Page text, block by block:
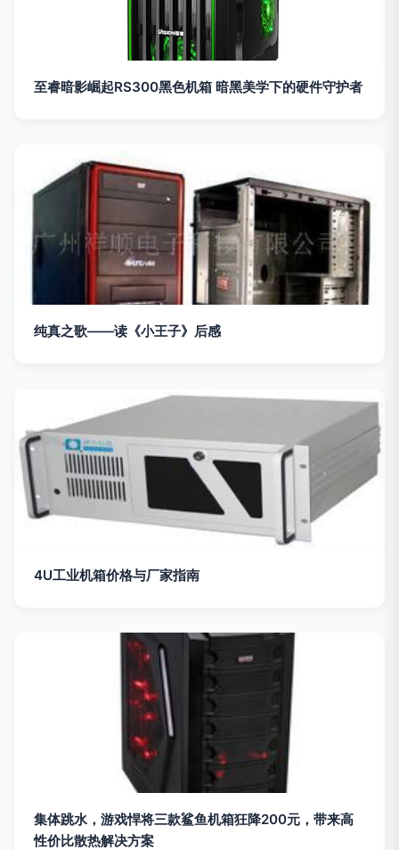
至睿暗影崛起RS300黑色机箱 暗黑美学下的硬件守护者
纯真之歌——读《小王子》后感
4U工业机箱价格与厂家指南
集体跳水，游戏悍将三款鲨鱼机箱狂降200元，带来高
性价比散热解决方案